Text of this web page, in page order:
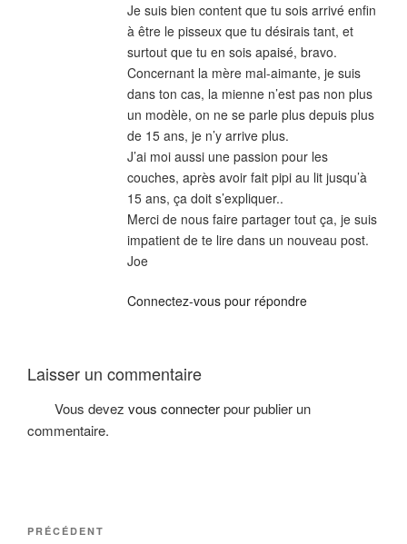
Je suis bien content que tu sois arrivé enfin
à être le pisseux que tu désirais tant, et
surtout que tu en sois apaisé, bravo.
Concernant la mère mal-aimante, je suis
dans ton cas, la mienne n’est pas non plus
un modèle, on ne se parle plus depuis plus
de 15 ans, je n’y arrive plus.
J’ai moi aussi une passion pour les
couches, après avoir fait pipi au lit jusqu’à
15 ans, ça doit s’expliquer..
Merci de nous faire partager tout ça, je suis
impatient de te lire dans un nouveau post.
Joe
Connectez-vous pour répondre
Laisser un commentaire
Vous devez vous connecterpour publier un
commentaire.
Navigation
Article
PRÉCÉDENT